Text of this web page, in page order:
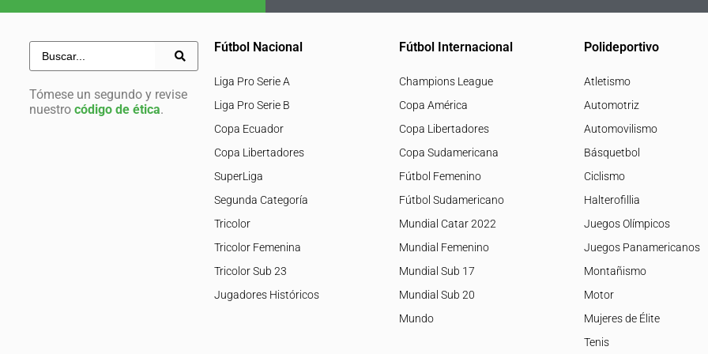
Tómese un segundo y revise
nuestro código de ética.
Fútbol Nacional
Liga Pro Serie A
Liga Pro Serie B
Copa Ecuador
Copa Libertadores
SuperLiga
Segunda Categoría
Tricolor
Tricolor Femenina
Tricolor Sub 23
Jugadores Históricos
Fútbol Internacional
Champions League
Copa América
Copa Libertadores
Copa Sudamericana
Fútbol Femenino
Fútbol Sudamericano
Mundial Catar 2022
Mundial Femenino
Mundial Sub 17
Mundial Sub 20
Mundo
Polideportivo
Atletismo
Automotriz
Automovilismo
Básquetbol
Ciclismo
Halterofillia
Juegos Olímpicos
Juegos Panamericanos
Montañismo
Motor
Mujeres de Élite
Tenis